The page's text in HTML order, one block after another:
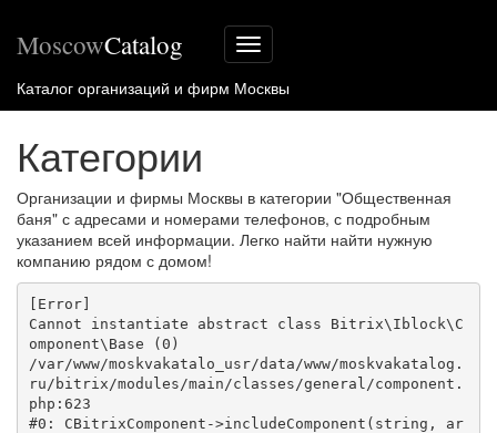
Меню
сайта
MoscowCatalog
Каталог организаций и фирм Москвы
Категории
Организации и фирмы Москвы в категории "Общественная
баня" с адресами и номерами телефонов, с подробным
указанием всей информации. Легко найти найти нужную
компанию рядом с домом!
[Error]
Cannot instantiate abstract class Bitrix\Iblock\C
omponent\Base (0)
/var/www/moskvakatalo_usr/data/www/moskvakatalog.
ru/bitrix/modules/main/classes/general/component.
php:623
#0: CBitrixComponent->includeComponent(string, ar